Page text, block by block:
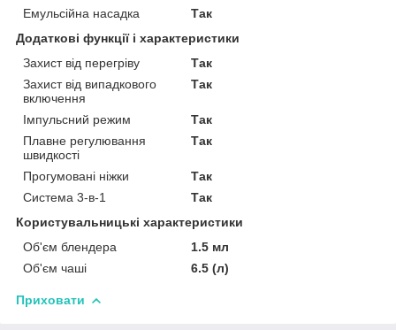
Емульсійна насадка
Так
Додаткові функції і характеристики
Захист від перегріву
Так
Захист від випадкового
включення
Так
Імпульсний режим
Так
Плавне регулювання
швидкості
Так
Прогумовані ніжки
Так
Система 3-в-1
Так
Користувальницькі характеристики
Об'єм блендера
1.5 мл
Об'єм чаші
6.5 (л)
Приховати